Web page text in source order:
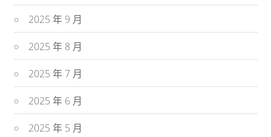
2025 年 9 月
2025 年 8 月
2025 年 7 月
2025 年 6 月
2025 年 5 月